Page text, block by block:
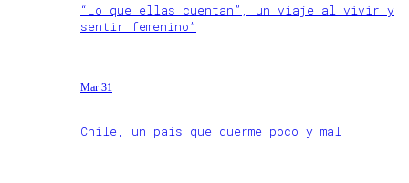
“Lo que ellas cuentan”, un viaje al vivir y
sentir femenino”
Mar 31
Chile, un país que duerme poco y mal